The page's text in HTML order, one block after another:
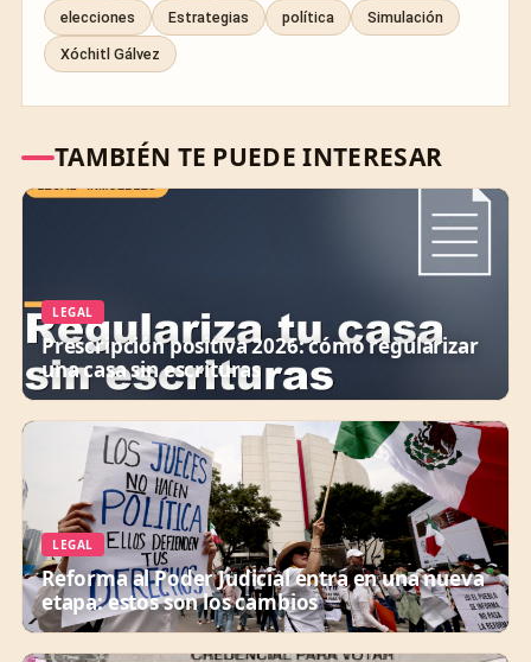
elecciones Estrategias política Simulación
Xóchitl Gálvez
TAMBIÉN TE PUEDE INTERESAR
LEGAL
Prescripción positiva 2026: cómo regularizar
una casa sin escrituras
LEGAL
Reforma al Poder Judicial entra en una nueva
etapa: estos son los cambios